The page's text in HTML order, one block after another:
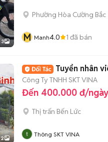
3
Phường Hòa Cường Bắc
M Manh4.0 1 đã bán
2
Tuyển nhân
Công Ty TNHH SKT VINA
Đến 400.000 đ/ngày
Thị trấn Bến Lức
Thông SKT VINA